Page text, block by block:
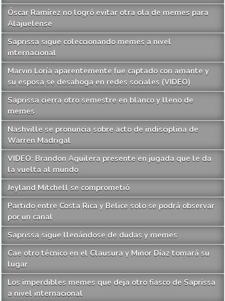
Óscar Ramírez no logró evitar otra ola de memes para
Alajuelense
Saprissa sigue coleccionando memes a nivel
internacional
Marvin Loría aparentemente fue captado con amante y
su esposa se desahoga en redes sociales (VIDEO)
Saprissa cierra otro semestre en blanco y lleno de
memes
Nashville se pronuncia sobre acto de indisciplina de
Warren Madrigal
VIDEO: Brandon Aguilera presente en jugada que le da
la vuelta al mundo
Jeyland Mitchell se comprometió
Partido entre Costa Rica y Belice solo se podrá observar
por un canal
Saprissa sigue llenándose de dudas y memes
Cae otro técnico en el Clausura y Minor Díaz tomará su
lugar
Los imperdibles memes que deja otro fiasco de Saprissa
a nivel internacional